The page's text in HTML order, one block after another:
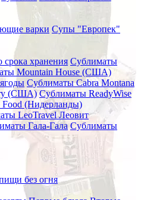
варки Супы "Европек"
срока хранения Сублиматы
Mountain House (США)
Сублиматы Cabra Montana
(США) Сублиматы ReadyWise
(Нидерланды)
LeoTravel Леовит
Гала-Гала Сублиматы
без огня